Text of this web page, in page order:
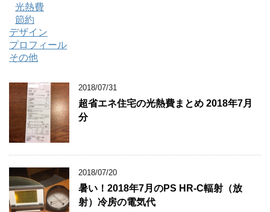
光熱費
節約
デザイン
プロフィール
その他
2018/07/31
超省エネ住宅の光熱費まとめ 2018年7月
分
2018/07/20
暑い！2018年7月のPS HR-C輻射（放
射）冷房の電気代